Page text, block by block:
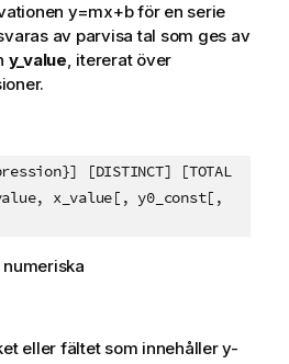
y=mx+bför en serie
av parvisa tal som ges av
y_value, itererat över
[DISTINCT] [TOTAL
x_value[, y0_const[,
numeriska
eller fältet som innehållery-